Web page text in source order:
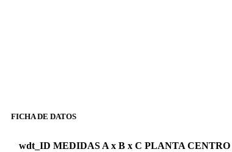
FICHA DE DATOS
wdt_ID MEDIDAS A x B x C PLANTA CENTRO